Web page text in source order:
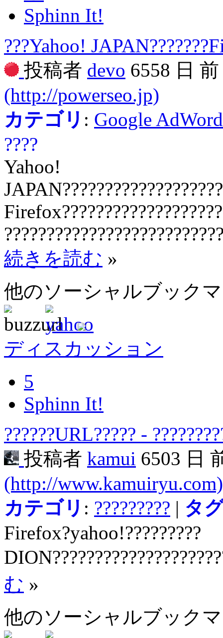
Sphinn It!
???Yahoo!
投稿者 devo 6558 日
(http://powerseo.jp)
カテゴリ : Google
????
Yahoo!
続きを読む »
他のソーシャルブック
ディスカッション
5
Sphinn It!
??????URL????? -
投稿者 kamui 6503 日
(http://www.kamuiryu.com)
カテゴリ : ????????? | タ
Firefox?yahoo!?????????
む »
他のソーシャルブック